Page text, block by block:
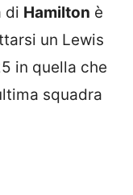
di Hamilton è
un Lewis
in quella che
squadra